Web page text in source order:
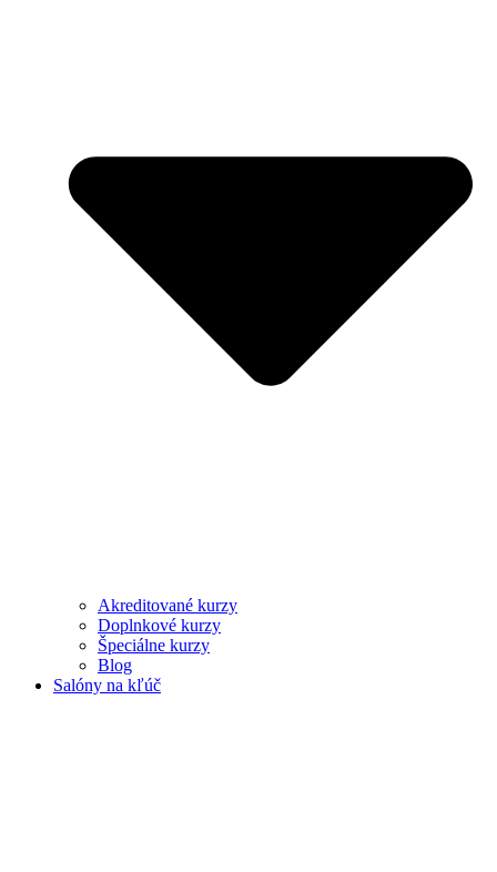
Akreditované kurzy
Doplnkové kurzy
Špeciálne kurzy
Blog
Salóny na kľúč